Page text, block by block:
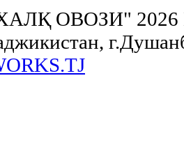
ОВОЗИ"